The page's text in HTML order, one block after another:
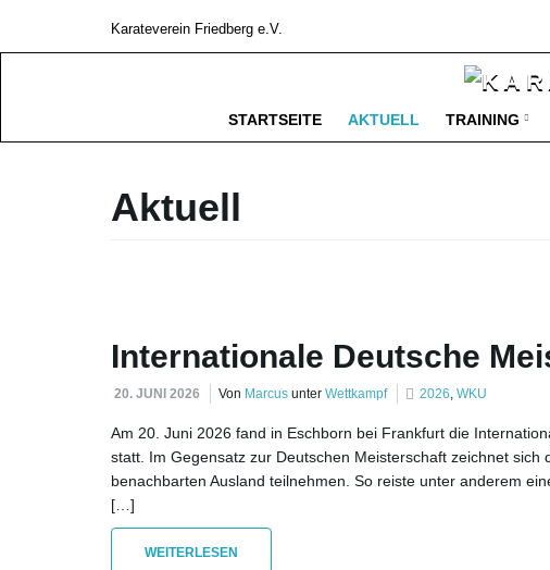
Karateverein Friedberg e.V.
STARTSEITE AKTUELL TRAINING
Aktuell
Internationale Deutsche
20. JUNI 2026 Von Marcus unter Wettkampf 2026, WKU
Am 20. Juni 2026 fand in Eschborn bei Frankfurt die
statt. Im Gegensatz zur Deutschen Meisterschaft zeichnet
benachbarten Ausland teilnehmen. So reiste unter anderem
[…]
WEITERLESEN